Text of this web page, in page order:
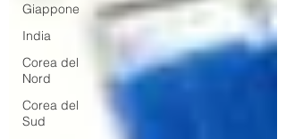
Giappone
India
Corea del
Nord
Corea del
Sud